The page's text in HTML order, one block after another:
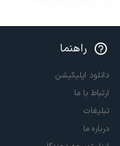
راهنما
دانلود اپلیکیشن
ارتباط با ما
تبلیغات
درباره ما